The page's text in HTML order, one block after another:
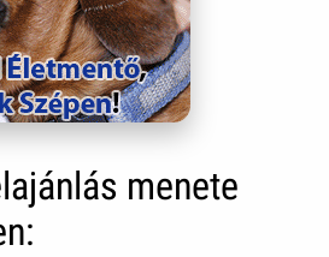
menete